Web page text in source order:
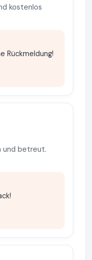
kostenlos
Rückmeldung!
und betreut.